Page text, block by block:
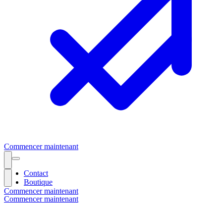
Commencer maintenant
Commencer maintenant
Contact
Boutique
Commencer maintenant